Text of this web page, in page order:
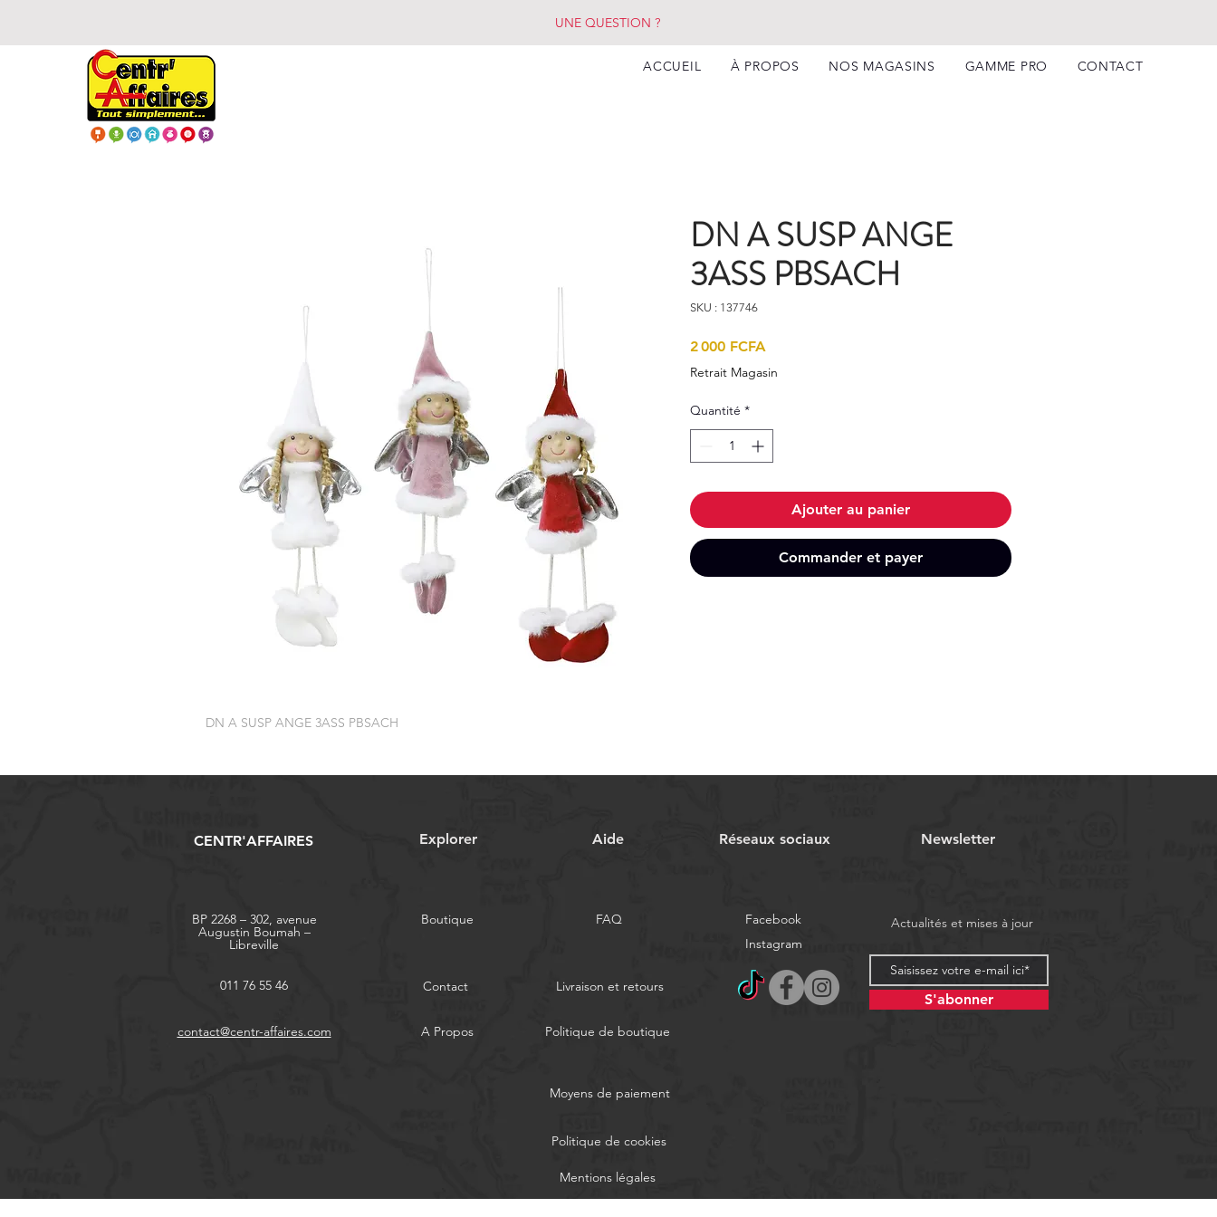
UNE QUESTION ?
ACCUEIL À PROPOS NOS MAGASINS GAMME PRO CONTACT
DN A SUSP ANGE 3ASS PBSACH
DN A SUSP ANGE
3ASS PBSACH
SKU : 137746
2 000 FCFA
Retrait Magasin
Quantité *
Ajouter au panier
Commander et payer
CENTR'AFFAIRES Explorer Aide Réseaux sociaux Newsletter
BP 2268 – 302, avenue
Augustin Boumah –
Libreville
011 76 55 46
contact@centr-affaires.com
Boutique FAQ
Contact
A Propos
Livraison et retours
Politique de boutique
Facebook
Instagram
Actualités et mises à jour
S'abonner
Moyens de paiement
Politique de cookies
Mentions légales